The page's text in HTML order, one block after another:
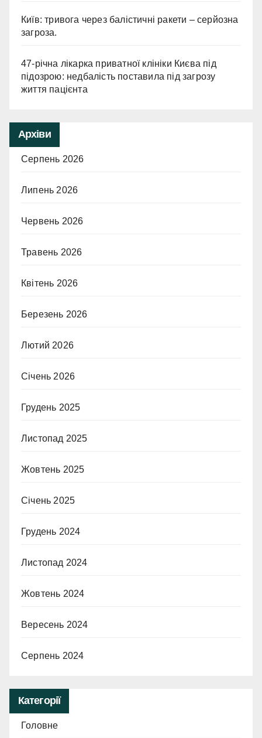
Київ: тривога через балістичні ракети – серйозна
загроза.
47-річна лікарка приватної клініки Києва під
підозрою: недбалість поставила під загрозу
життя пацієнта
Архіви
Серпень 2026
Липень 2026
Червень 2026
Травень 2026
Квітень 2026
Березень 2026
Лютий 2026
Січень 2026
Грудень 2025
Листопад 2025
Жовтень 2025
Січень 2025
Грудень 2024
Листопад 2024
Жовтень 2024
Вересень 2024
Серпень 2024
Категорії
Головне